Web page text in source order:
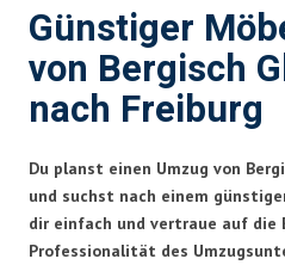
Günstiger
von Bergisch
nach Freiburg
Du planst einen Umzug von
und suchst nach einem
dir einfach und vertraue auf die
Professionalität des